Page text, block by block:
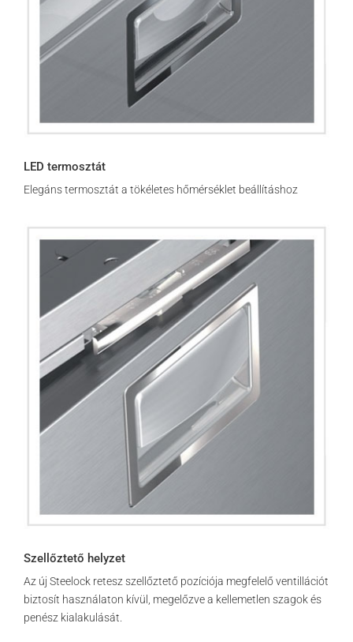
LED termosztát
Elegáns termosztát a tökéletes hőmérséklet beállításhoz
Szellőztető helyzet
Az új Steelock retesz szellőztető pozíciója megfelelő ventillációt
biztosít használaton kívül, megelőzve a kellemetlen szagok és
penész kialakulását.